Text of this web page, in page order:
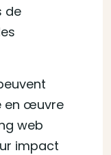
de
en œuvre
web
impact